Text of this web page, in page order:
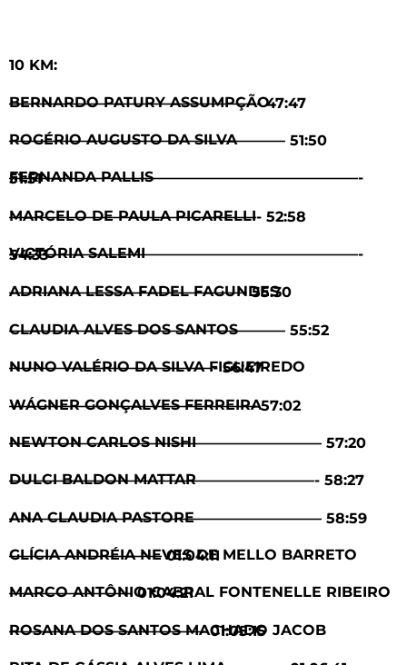
10 KM:
BERNARDO PATURY ASSUMPÇÃO —————————————————- 47:47
ROGÉRIO AUGUSTO DA SILVA ——————————————————— 51:50
FERNANDA PALLIS ————————————————————————- 51:51
MARCELO DE PAULA PICARELLI —————————————————- 52:58
VICTÓRIA SALEMI ————————————————————————- 54:33
ADRIANA LESSA FADEL FAGUNDES ————————————————- 55:30
CLAUDIA ALVES DOS SANTOS ——————————————————— 55:52
NUNO VALÉRIO DA SILVA FIGUEIREDO ——————————————- 56:47
WÁGNER GONÇALVES FERREIRA ————————————————— 57:02
NEWTON CARLOS NISHI —————————————————————– 57:20
DULCI BALDON MATTAR —————————————————————- 58:27
ANA CLAUDIA PASTORE —————————————————————– 58:59
GLÍCIA ANDRÉIA NEVES DE MELLO BARRETO ——————————– 01:04:11
MARCO ANTÔNIO CABRAL FONTENELLE RIBEIRO ————————– 01:04:21
ROSANA DOS SANTOS MACHADO JACOB —————————————– 01:05:15